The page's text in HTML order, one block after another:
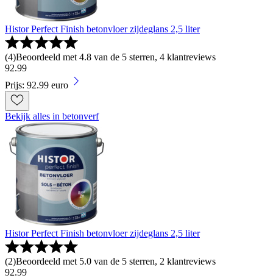
Histor Perfect Finish betonvloer zijdeglans 2,5 liter
(4)Beoordeeld met 4.8 van de 5 sterren, 4 klantreviews
92.99
Prijs: 92.99 euro
Bekijk alles in betonverf
Histor Perfect Finish betonvloer zijdeglans 2,5 liter
(2)Beoordeeld met 5.0 van de 5 sterren, 2 klantreviews
92.99